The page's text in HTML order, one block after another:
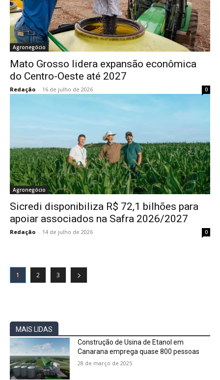
Agronegócio
Mato Grosso lidera expansão econômica
do Centro-Oeste até 2027
Redação - 16 de julho de 2026 0
Agronegócio
Sicredi disponibiliza R$ 72,1 bilhões para
apoiar associados na Safra 2026/2027
Redação - 14 de julho de 2026 0
1 2 3
MAIS LIDAS
Construção de Usina de Etanol em
Canarana emprega quase 800 pessoas
28 de março de 2025